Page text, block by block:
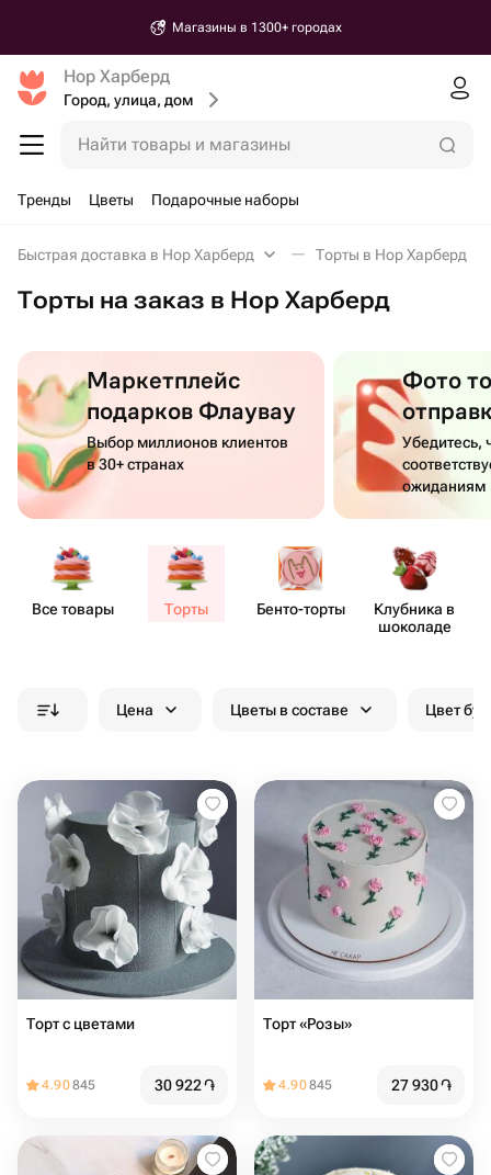
Магазины в 1300+ городах
Нор Харберд
Город, улица, дом
Найти товары и магазины
Тренды Цветы Подарочные наборы
Быстрая доставка в Нор Харберд Торты в Нор Харберд
Торты на заказ в Нор Харберд
Маркетплейс
подарков Флаувау
Выбор миллионов клиентов
в 30+ странах
Фото
Убедитесь,
ожиданиям
Все товары Торты Бенто​-торты
Клубника в
шоколаде
Цена Цветы в составе Цвет
Торт с цветами
4.90845 30 922֏
Торт «Розы»
4.90845 27 930֏